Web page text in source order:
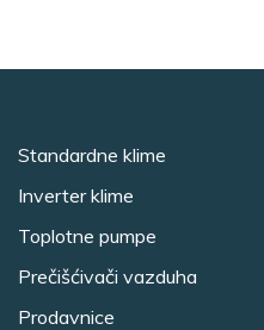
Standardne klime
Inverter klime
Toplotne pumpe
Prečišćivači vazduha
Prodavnice